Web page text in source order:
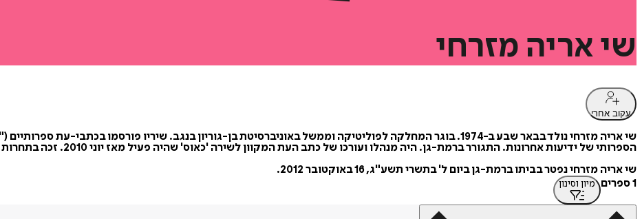
שי אריה מזרחי
עקוב אחרי
הספרותי של ידיעות אחרונות. התגורר ברמת-גן. היה מנהלו ועורכו של כתב העת המקוון לשירה 'כאוס' שהיה פעיל מאז יוני 2010. זכה בתחרות "צרצר פיס" לכתיבת מכתב בן 140 תווים.
שי אריה מזרחי נפטר בביתו ברמת-גן ביום ל' בתשרי תשע"ג, 16 באוקטובר 2012.
1 ספרים
מיון וסינון